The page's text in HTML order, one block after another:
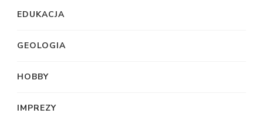
EDUKACJA
GEOLOGIA
HOBBY
IMPREZY